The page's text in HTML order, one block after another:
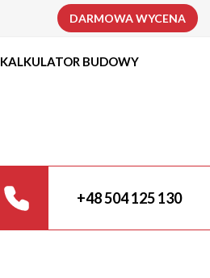
DARMOWA WYCENA
KALKULATOR BUDOWY
+48 504 125 130